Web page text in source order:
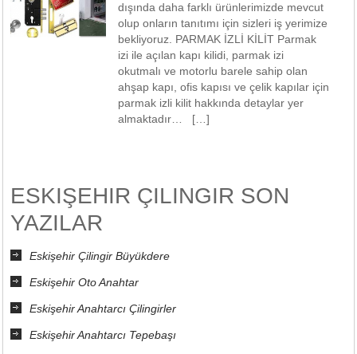
dışında daha farklı ürünlerimizde mevcut
olup onların tanıtımı için sizleri iş yerimize
bekliyoruz. PARMAK İZLİ KİLİT Parmak
izi ile açılan kapı kilidi, parmak izi
okutmalı ve motorlu barele sahip olan
ahşap kapı, ofis kapısı ve çelik kapılar için
parmak izli kilit hakkında detaylar yer
almaktadır… […]
ESKIŞEHIR ÇILINGIR SON
YAZILAR
Eskişehir Çilingir Büyükdere
Eskişehir Oto Anahtar
Eskişehir Anahtarcı Çilingirler
Eskişehir Anahtarcı Tepebaşı